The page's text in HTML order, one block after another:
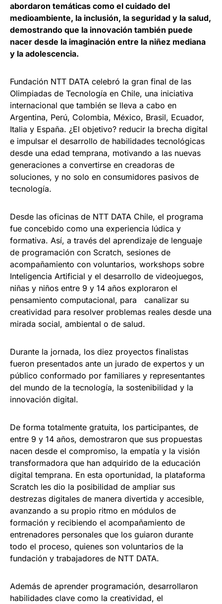
abordaron temáticas como el cuidado del
medioambiente, la inclusión, la seguridad y la salud,
demostrando que la innovación también puede
nacer desde la imaginación entre la niñez mediana
y la adolescencia.
Fundación NTT DATA celebró la gran final de las
Olimpiadas de Tecnología en Chile, una iniciativa
internacional que también se lleva a cabo en
Argentina, Perú, Colombia, México, Brasil, Ecuador,
Italia y España. ¿El objetivo? reducir la brecha digital
e impulsar el desarrollo de habilidades tecnológicas
desde una edad temprana, motivando a las nuevas
generaciones a convertirse en creadoras de
soluciones, y no solo en consumidores pasivos de
tecnología.
Desde las oficinas de NTT DATA Chile, el programa
fue concebido como una experiencia lúdica y
formativa. Así, a través del aprendizaje de lenguaje
de programación con Scratch, sesiones de
acompañamiento con voluntarios, workshops sobre
Inteligencia Artificial y el desarrollo de videojuegos,
niñas y niños entre 9 y 14 años exploraron el
pensamiento computacional, para canalizar su
creatividad para resolver problemas reales desde una
mirada social, ambiental o de salud.
Durante la jornada, los diez proyectos finalistas
fueron presentados ante un jurado de expertos y un
público conformado por familiares y representantes
del mundo de la tecnología, la sostenibilidad y la
innovación digital.
De forma totalmente gratuita, los participantes, de
entre 9 y 14 años, demostraron que sus propuestas
nacen desde el compromiso, la empatía y la visión
transformadora que han adquirido de la educación
digital temprana. En esta oportunidad, la plataforma
Scratch les dio la posibilidad de ampliar sus
destrezas digitales de manera divertida y accesible,
avanzando a su propio ritmo en módulos de
formación y recibiendo el acompañamiento de
entrenadores personales que los guiaron durante
todo el proceso, quienes son voluntarios de la
fundación y trabajadores de NTT DATA.
Además de aprender programación, desarrollaron
habilidades clave como la creatividad, el